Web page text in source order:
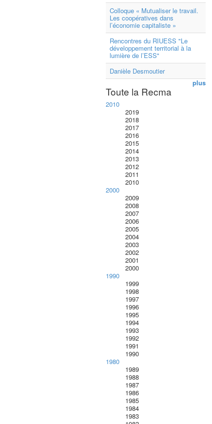
Colloque « Mutualiser le travail.
Les coopératives dans
l’économie capitaliste »
Rencontres du RIUESS "Le
développement territorial à la
lumière de l’ESS"
Danièle Desmoutier
plus
Toute la Recma
2010
2019
2018
2017
2016
2015
2014
2013
2012
2011
2010
2000
2009
2008
2007
2006
2005
2004
2003
2002
2001
2000
1990
1999
1998
1997
1996
1995
1994
1993
1992
1991
1990
1980
1989
1988
1987
1986
1985
1984
1983